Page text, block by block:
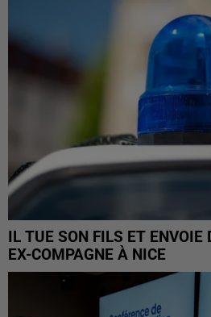
IL TUE SON FILS ET ENVOIE
EX-COMPAGNE À NICE